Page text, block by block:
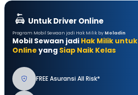
Untuk Driver Online
Program Mobil Sewaan jadi Hak Milik by Moladin
Mobil Sewaan jadi Hak Milik untuk
Online yang Siap Naik Kelas
FREE Asuransi All Risk*